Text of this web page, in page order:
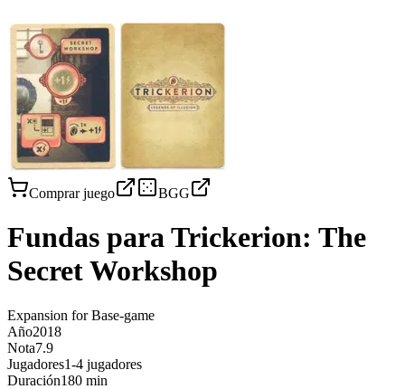
Comprar juego BGG
Fundas paraTrickerion: The
Secret Workshop
Expansion for Base-game
Año2018
Nota7.9
Jugadores1-4 jugadores
Duración180 min